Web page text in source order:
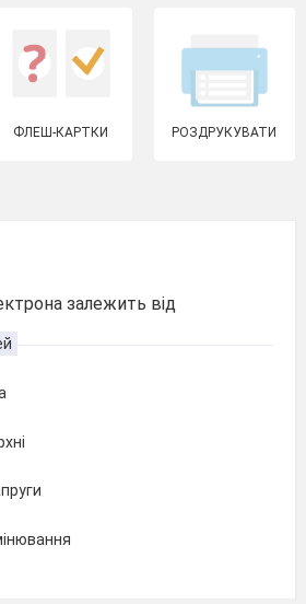
ФЛЕШ-КАРТКИ РОЗДРУКУВАТИ
залежить від